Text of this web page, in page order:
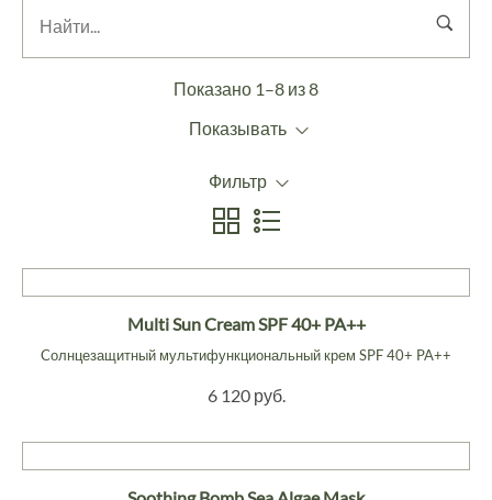
Показано 1–8 из 8
Показывать
Фильтр
Multi Sun Cream SPF 40+ PA++
Cолнцезащитный мультифункциональный крем SPF 40+ PA++
6 120 руб.